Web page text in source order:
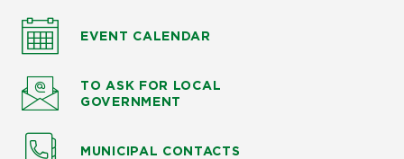
EVENT CALENDAR
TO ASK FOR LOCAL
GOVERNMENT
MUNICIPAL CONTACTS